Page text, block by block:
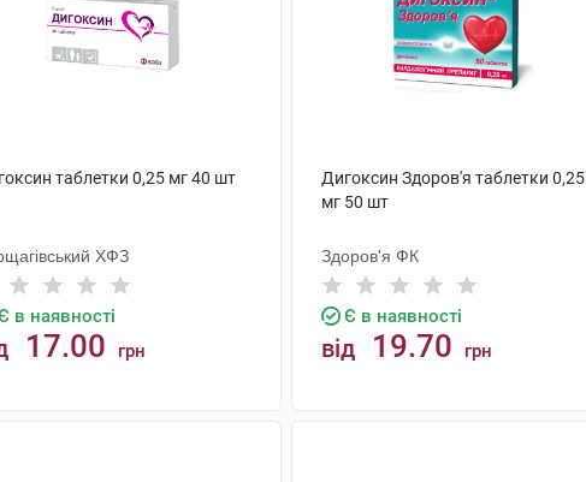
таблетки 0,25 мг 40 шт
ХФЗ
в наявності
17.00 грн
Дигоксин Здоров'я таблетки 0,25
мг 50 шт
Здоров'я ФК
Є в наявності
від 19.70 грн